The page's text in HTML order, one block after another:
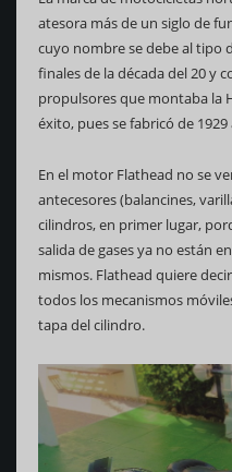
atesora más de un siglo de
cuyo nombre se debe al tipo
finales de la década del 20 y
propulsores que montaba la
éxito, pues se fabricó de 1929
En el motor Flathead no se
antecesores (balancines,
cilindros, en primer lugar,
salida de gases ya no están
mismos. Flathead quiere
todos los mecanismos
tapa del cilindro.